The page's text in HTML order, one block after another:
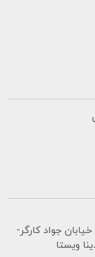
جواد کارگر-